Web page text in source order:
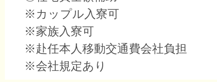
※カップル入寮可
※家族入寮可
※赴任本人移動交通費会社負担
※会社規定あり